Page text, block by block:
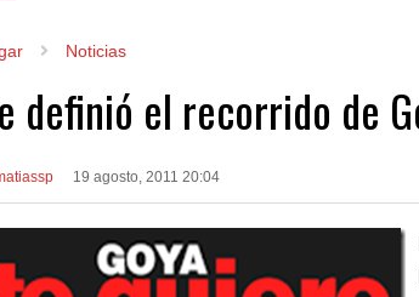
Noticias
definió el recorrido de
19 agosto, 2011 20:04